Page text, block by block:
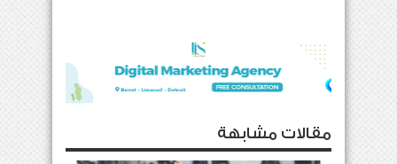
مقالات مشابهة